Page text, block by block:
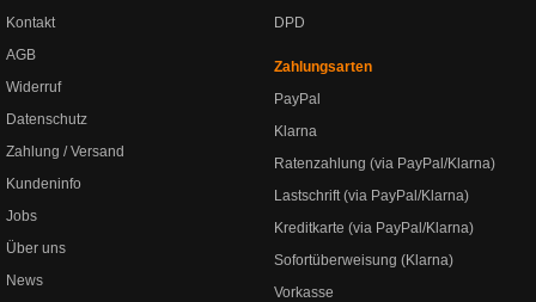
Kontakt
AGB
Widerruf
Datenschutz
Zahlung / Versand
Kundeninfo
Jobs
Über uns
News
DPD
Zahlungsarten
PayPal
Klarna
Ratenzahlung (via PayPal/Klarna)
Lastschrift (via PayPal/Klarna)
Kreditkarte (via PayPal/Klarna)
Sofortüberweisung (Klarna)
Vorkasse